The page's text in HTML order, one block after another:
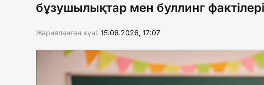
бұзушылықтар мен буллинг
Жарияланған күні: 15.06.2026, 17:07